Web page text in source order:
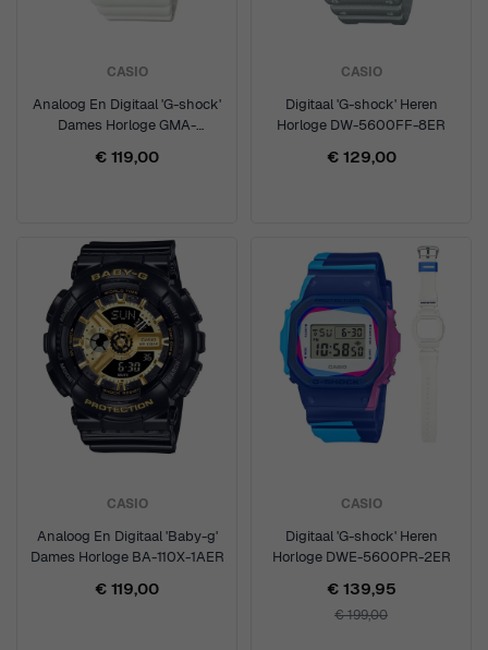
CASIO
Analoog En Digitaal 'G-shock'
Dames Horloge GMA-
€ 119,00
CASIO
Digitaal 'G-shock' Heren
Horloge DW-5600FF-8ER
€ 129,00
CASIO
Analoog En Digitaal 'Baby-g'
Dames Horloge BA-110X-1AER
€ 119,00
CASIO
Digitaal 'G-shock' Heren
Horloge DWE-5600PR-2ER
€ 139,95
€ 199,00